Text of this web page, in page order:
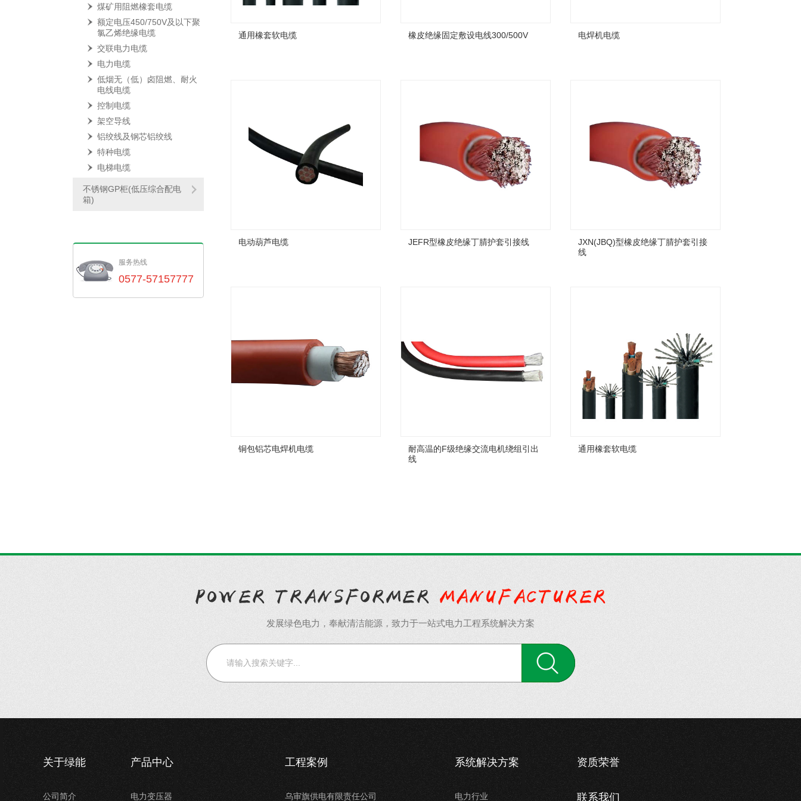
煤矿用阻燃橡套电缆
额定电压450/750V及以下聚
氯乙烯绝缘电缆
交联电力电缆
电力电缆
低烟无（低）卤阻燃、耐火
电线电缆
控制电缆
架空导线
铝绞线及钢芯铝绞线
特种电缆
电梯电缆
不锈钢GP柜(低压综合配电
箱)
服务热线
0577-57157777
通用橡套软电缆 橡皮绝缘固定敷设电线300/500V 电焊机电缆
电动葫芦电缆 JEFR型橡皮绝缘丁腈护套引接线
JXN(JBQ)型橡皮绝缘丁腈护套引接
线
铜包铝芯电焊机电缆
耐高温的F级绝缘交流电机绕组引出
线
通用橡套软电缆
发展绿色电力，奉献清洁能源，致力于一站式电力工程系统解决方案
关于绿能
公司简介
产品中心
电力变压器
工程案例
乌审旗供电有限责任公司
系统解决方案
电力行业
资质荣誉
联系我们